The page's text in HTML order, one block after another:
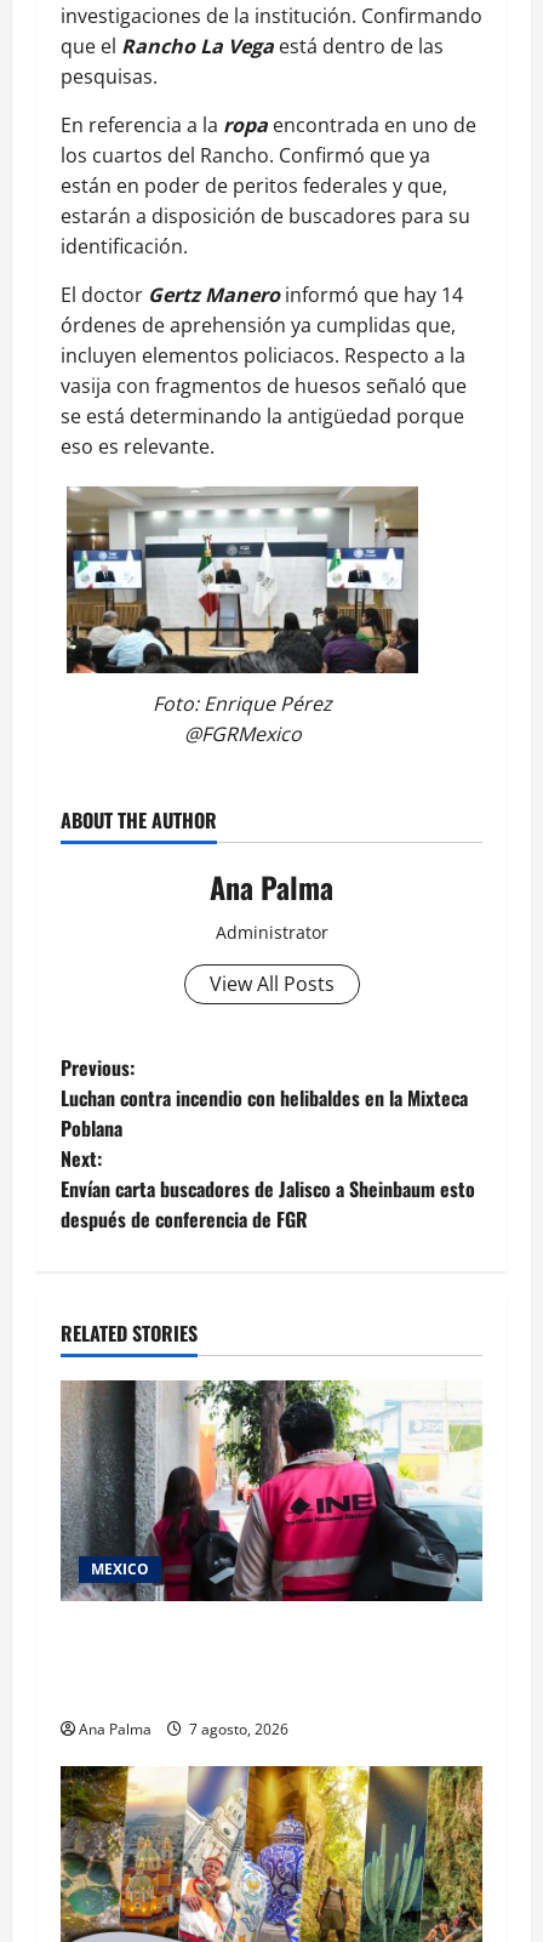
investigaciones de la institución. Confirmando
que el Rancho La Vega está dentro de las
pesquisas.
En referencia a la ropa encontrada en uno de
los cuartos del Rancho. Confirmó que ya
están en poder de peritos federales y que,
estarán a disposición de buscadores para su
identificación.
El doctor Gertz Maneroinformó que hay 14
órdenes de aprehensión ya cumplidas que,
incluyen elementos policiacos. Respecto a la
vasija con fragmentos de huesos señaló que
se está determinando la antigüedad porque
eso es relevante.
Foto: Enrique Pérez
@FGRMexico
ABOUT THE AUTHOR
Ana Palma
Administrator
View All Posts
Post
navigation
Previous:
Luchan contra incendio con helibaldes en la Mixteca
Poblana
Next:
Envían carta buscadores de Jalisco a Sheinbaum esto
después de conferencia de FGR
RELATED STORIES
MEXICO
Ana Palma 7 agosto, 2026